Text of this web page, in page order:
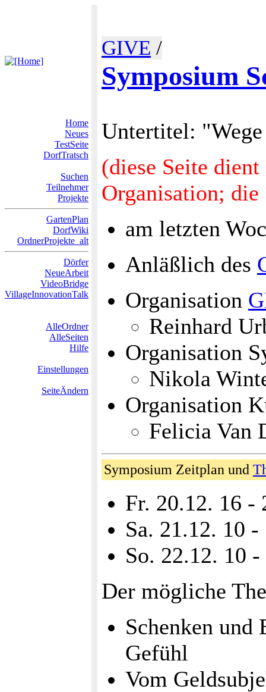
GIVE /
Symposium
Home
Neues
TestSeite
DorfTratsch
Suchen
Teilnehmer
Projekte
GartenPlan
DorfWiki
OrdnerProjekte_alt
Dörfer
NeueArbeit
VideoBridge
VillageInnovationTalk
AlleOrdner
AlleSeiten
Hilfe
Einstellungen
SeiteÄndern
Untertitel:
(diese Seite
Organisation;
am letzten
Anläßlich des
Organisation
Reinhard
Organisation
Nikola
Organisation
Felicia Van
Symposium Zeitplan und
Fr. 20.12. 16 -
Sa. 21.12. 10
So. 22.12. 10
Der mögliche
Schenken und
Gefühl
Vom